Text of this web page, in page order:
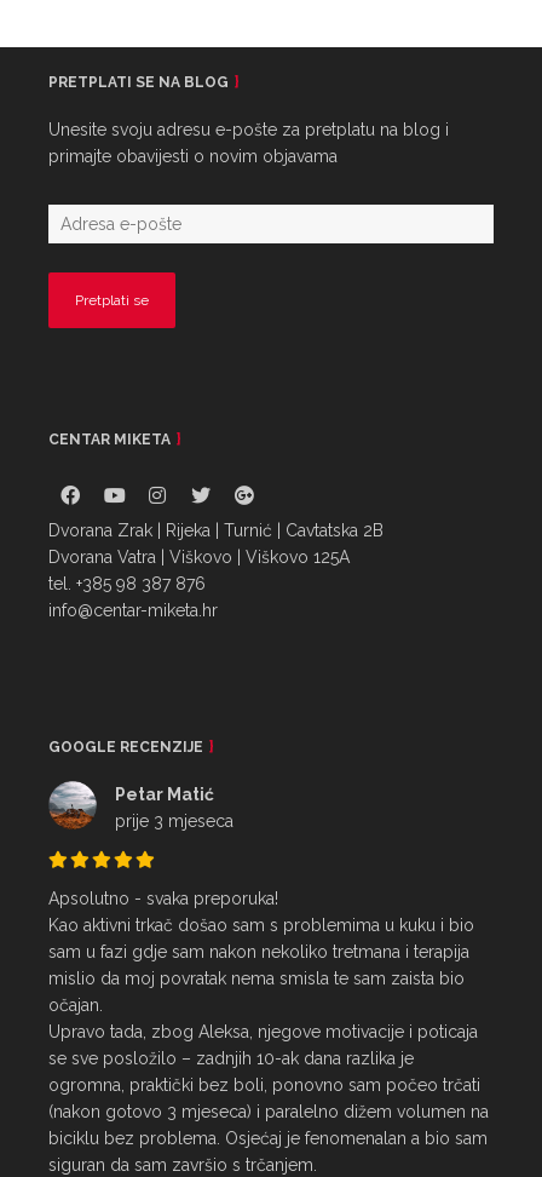
PRETPLATI SE NA BLOG
Unesite svoju adresu e-pošte za pretplatu na blog i
primajte obavijesti o novim objavama
CENTAR MIKETA
Dvorana Zrak | Rijeka | Turnić | Cavtatska 2B
Dvorana Vatra | Viškovo | Viškovo 125A
tel. +385 98 387 876
info@centar-miketa.hr
GOOGLE RECENZIJE
Petar Matić
prije 3 mjeseca
Apsolutno - svaka preporuka!
Kao aktivni trkač došao sam s problemima u kuku i bio
sam u fazi gdje sam nakon nekoliko tretmana i terapija
mislio da moj povratak nema smisla te sam zaista bio
očajan.
Upravo tada, zbog Aleksa, njegove motivacije i poticaja
se sve posložilo – zadnjih 10-ak dana razlika je
ogromna, praktički bez boli, ponovno sam počeo trčati
(nakon gotovo 3 mjeseca) i paralelno dižem volumen na
biciklu bez problema. Osjećaj je fenomenalan a bio sam
siguran da sam završio s trčanjem.